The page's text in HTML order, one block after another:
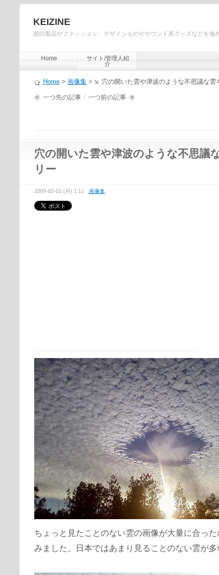
KEIZINE
面白製品やファッション、デザインものやサウンド系グッズなどを海
Home
サイト/管理人紹
介
Home > 画像集 > 穴の開いた雲や津波のような不思議な雲
一つ先の記事 一つ前の記事
穴の開いた雲や津波のような不思議
リー
2009-02-02 (月) 1:11 画像集
ちょっと見たことのない雲の画像が大量に合っ
みました。日本ではあまり見ることのない雲が